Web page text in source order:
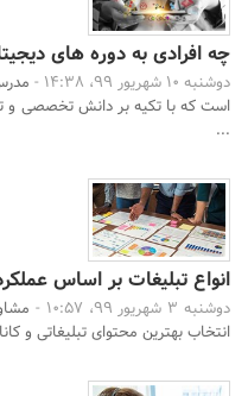
چه افرادی به دوره های
دوشنبه 10 شهریور 99، 14:38 -
است که با تکیه بر دانش تخصصی و
...
انواع تبلیغات بر اساس
دوشنبه 3 شهریور 99، 10:57 -
انتخاب بهترین محتوای تبلیغاتی و